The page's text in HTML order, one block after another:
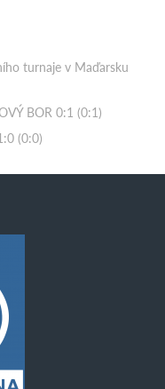
turnaje v Maďarsku
BOR 0:1 (0:1)
(0:0)